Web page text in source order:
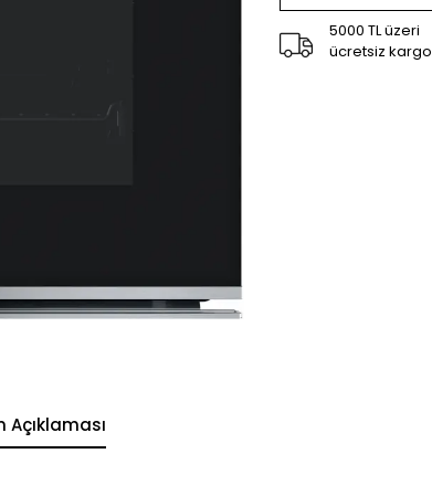
5000 TL üzeri
ücretsiz kargo
Açıklaması